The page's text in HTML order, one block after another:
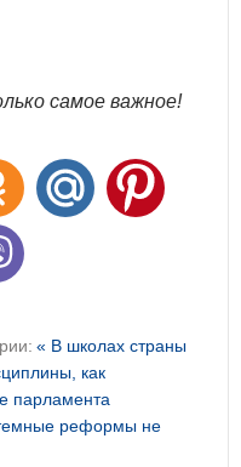
самое важное!
« В школах страны
как
парламента
реформы не